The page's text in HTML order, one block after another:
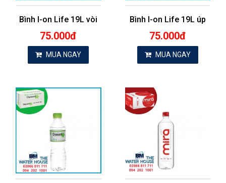
Bình I-on Life 19L vòi
75.000đ
MUA NGAY
Bình I-on Life 19L úp
75.000đ
MUA NGAY